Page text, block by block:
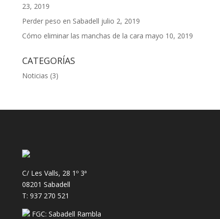
23, 2019
Perder peso en Sabadell julio 2, 2019
Cómo eliminar las manchas de la cara mayo 10, 2019
CATEGORÍAS
Noticias (3)
C/ Les Valls, 28 1º 3ª
08201 Sabadell
T: 937 270 521
FGC: Sabadell Rambla